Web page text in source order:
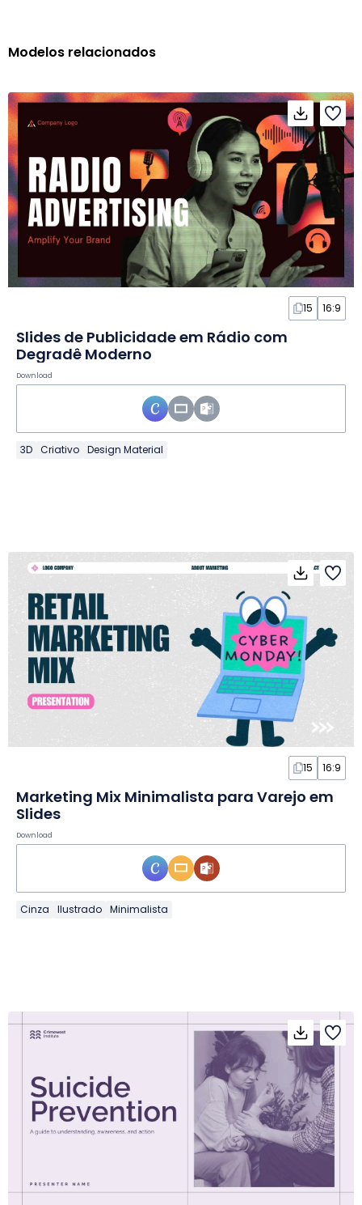
Modelos relacionados
15 16:9
Slides de Publicidade em Rádio com
Degradê Moderno
Download
3D Criativo Design Material
15 16:9
Marketing Mix Minimalista para Varejo em
Slides
Download
Cinza Ilustrado Minimalista